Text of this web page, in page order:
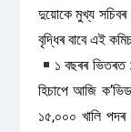
দুয়োকে মুখ্য সচিবৰ
বৃদ্ধিৰ বাবে এই
১ বছৰৰ ভিতৰত
হিচাপে আজি
১৫,০০০ খালি পদৰ